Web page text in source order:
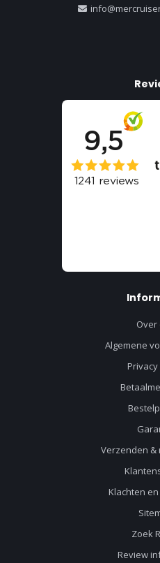
Over
Algemene
Privacy
Verzenden
Klachten
Zoek
Review